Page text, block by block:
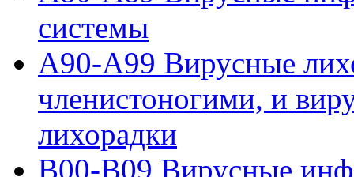
системы
A90-A99 Вирусные
членистоногими, и
лихорадки
B00-B09 Вирусные